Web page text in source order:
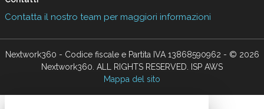
Contatta il nostro team per maggiori informazioni
Nextwork360 - Codice fiscale e Partita IVA 13868590962 - © 2026
Nextwork360. ALL RIGHTS RESERVED. ISP AWS
Mappa del sito